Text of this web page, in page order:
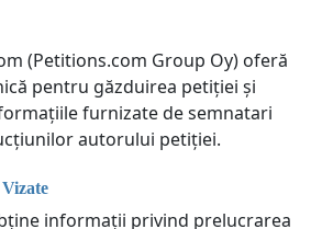
(Petitions.com Group Oy) oferă
pentru găzduirea petiției și
furnizate de semnatari
autorului petiției.
informații privind prelucrarea